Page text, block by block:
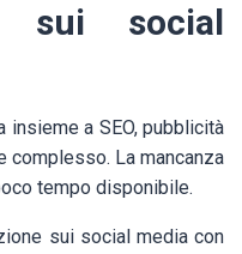
sui social
a SEO, pubblicità
complesso. La mancanza
tempo disponibile.
sui social media con